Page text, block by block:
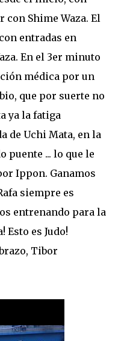
Shime Waza. El
entradas en
En el 3er minuto
médica por un
que por suerte no
ya la fatiga
de Uchi Mata, en la
puente ... lo que le
Ippon. Ganamos
siempre es
entrenando para la
Esto es Judo!
Tibor